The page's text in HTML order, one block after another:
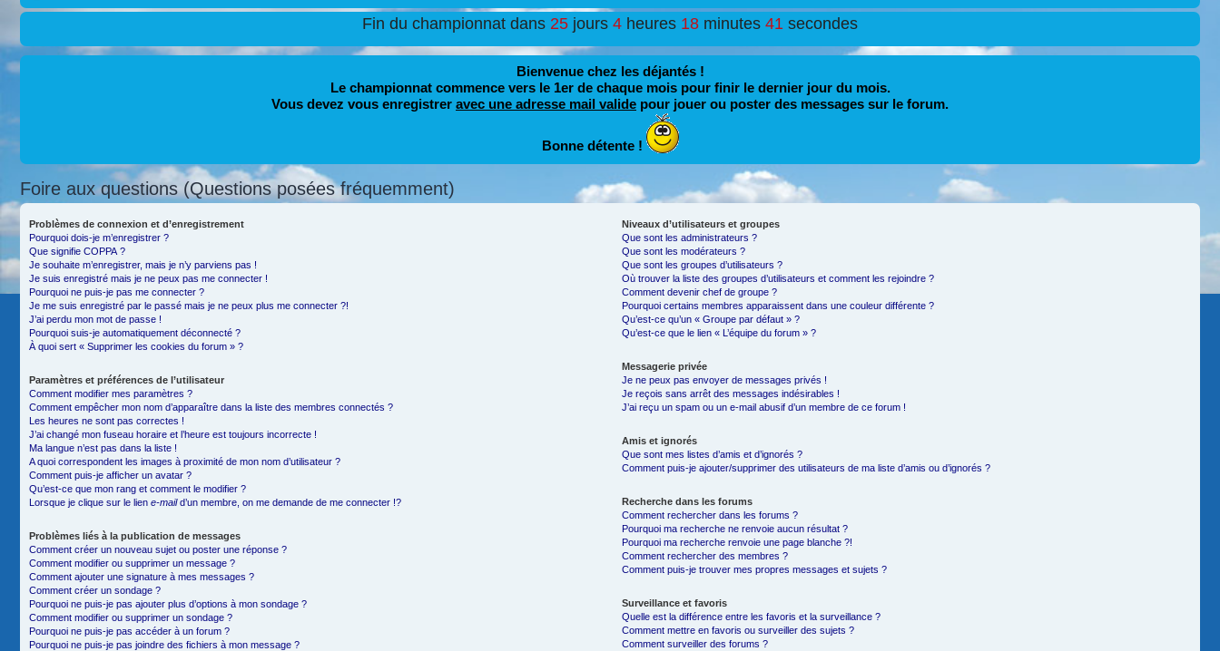
Fin du championnat dans 25 jours 4 heures 18 minutes 39 secondes
Bienvenue chez les déjantés !
Le championnat commence vers le 1er de chaque mois pour finir le dernier jour du mois.
Vous devez vous enregistrer avec une adresse mail valide pour jouer ou poster des messages sur le forum.
Bonne détente !
Foire aux questions (Questions posées fréquemment)
Problèmes de connexion et d’enregistrement
Pourquoi dois-je m’enregistrer ?
Que signifie COPPA ?
Je souhaite m’enregistrer, mais je n’y parviens pas !
Je suis enregistré mais je ne peux pas me connecter !
Pourquoi ne puis-je pas me connecter ?
Je me suis enregistré par le passé mais je ne peux plus me connecter ?!
J’ai perdu mon mot de passe !
Pourquoi suis-je automatiquement déconnecté ?
À quoi sert « Supprimer les cookies du forum » ?
Paramètres et préférences de l’utilisateur
Comment modifier mes paramètres ?
Comment empêcher mon nom d’apparaître dans la liste des membres connectés ?
Les heures ne sont pas correctes !
J’ai changé mon fuseau horaire et l’heure est toujours incorrecte !
Ma langue n’est pas dans la liste !
A quoi correspondent les images à proximité de mon nom d’utilisateur ?
Comment puis-je afficher un avatar ?
Qu’est-ce que mon rang et comment le modifier ?
Lorsque je clique sur le lien e-maild’un membre, on me demande de me connecter !?
Problèmes liés à la publication de messages
Comment créer un nouveau sujet ou poster une réponse ?
Comment modifier ou supprimer un message ?
Comment ajouter une signature à mes messages ?
Comment créer un sondage ?
Pourquoi ne puis-je pas ajouter plus d’options à mon sondage ?
Comment modifier ou supprimer un sondage ?
Pourquoi ne puis-je pas accéder à un forum ?
Pourquoi ne puis-je pas joindre des fichiers à mon message ?
Niveaux d’utilisateurs et groupes
Que sont les administrateurs ?
Que sont les modérateurs ?
Que sont les groupes d’utilisateurs ?
Où trouver la liste des groupes d’utilisateurs et comment les rejoindre ?
Comment devenir chef de groupe ?
Pourquoi certains membres apparaissent dans une couleur différente ?
Qu’est-ce qu’un « Groupe par défaut » ?
Qu’est-ce que le lien « L’équipe du forum » ?
Messagerie privée
Je ne peux pas envoyer de messages privés !
Je reçois sans arrêt des messages indésirables !
J’ai reçu un spam ou un e-mail abusif d’un membre de ce forum !
Amis et ignorés
Que sont mes listes d’amis et d’ignorés ?
Comment puis-je ajouter/supprimer des utilisateurs de ma liste d’amis ou d’ignorés ?
Recherche dans les forums
Comment rechercher dans les forums ?
Pourquoi ma recherche ne renvoie aucun résultat ?
Pourquoi ma recherche renvoie une page blanche ?!
Comment rechercher des membres ?
Comment puis-je trouver mes propres messages et sujets ?
Surveillance et favoris
Quelle est la différence entre les favoris et la surveillance ?
Comment mettre en favoris ou surveiller des sujets ?
Comment surveiller des forums ?